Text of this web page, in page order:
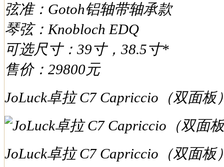
弦准：Gotoh铝轴带轴承款
琴弦：Knobloch EDQ
可选尺寸：39寸，38.5寸*
售价：29800元
JoLuck卓拉 C7 Capriccio（双面
JoLuck卓拉 C7 Capriccio（双面